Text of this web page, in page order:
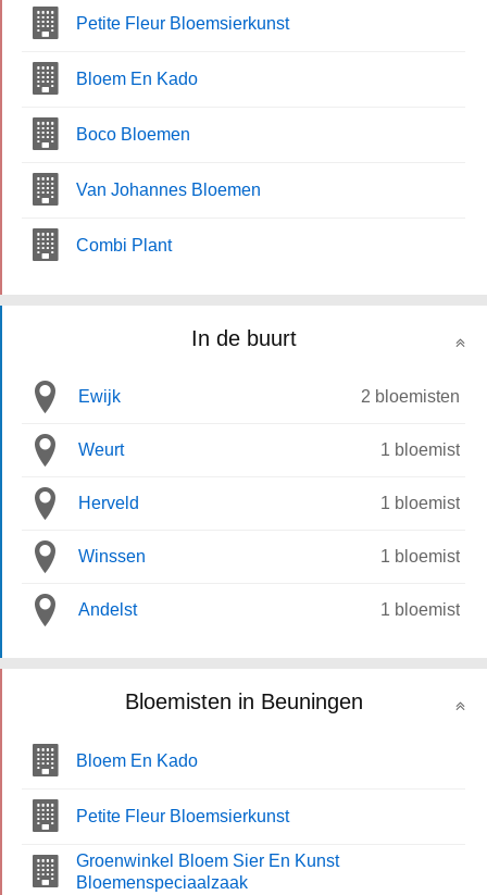
Petite Fleur Bloemsierkunst
Bloem En Kado
Boco Bloemen
Van Johannes Bloemen
Combi Plant
In de buurt
Ewijk 2 bloemisten
Weurt 1 bloemist
Herveld 1 bloemist
Winssen 1 bloemist
Andelst 1 bloemist
Bloemisten in Beuningen
Bloem En Kado
Petite Fleur Bloemsierkunst
Groenwinkel Bloem Sier En Kunst
Bloemenspeciaalzaak